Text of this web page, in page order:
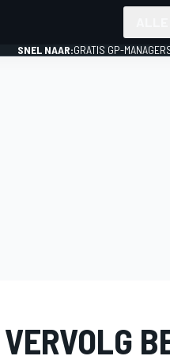
SNEL NAAR:GRATIS GP-